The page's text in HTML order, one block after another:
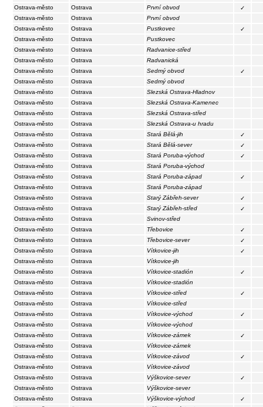
Ostrava-město
Ostrava První obvod
✓
Ostrava-město
Ostrava
První obvod
Ostrava-město
Ostrava Pustkovec
✓
Ostrava-město
Ostrava
Pustkovec
Ostrava-město
Ostrava
Radvanice-střed
Ostrava-město
Ostrava
Radvanická
Ostrava-město
Ostrava Sedmý obvod
✓
Ostrava-město
Ostrava
Sedmý obvod
Ostrava-město
Ostrava
Slezská Ostrava-Hladnov
Ostrava-město
Ostrava
Slezská Ostrava-Kamenec
Ostrava-město
Ostrava
Slezská Ostrava-střed
Ostrava-město
Ostrava
Slezská Ostrava-u hradu
Ostrava-město
Ostrava Stará Bělá-jih
✓
Ostrava-město
Ostrava Stará Bělá-sever
✓
Ostrava-město
Ostrava Stará Poruba-východ
✓
Ostrava-město
Ostrava
Stará Poruba-východ
Ostrava-město
Ostrava Stará Poruba-západ
✓
Ostrava-město
Ostrava
Stará Poruba-západ
Ostrava-město
Ostrava Starý Zábřeh-sever
✓
Ostrava-město
Ostrava Starý Zábřeh-střed
✓
Ostrava-město
Ostrava
Svinov-střed
Ostrava-město
Ostrava Třebovice
✓
Ostrava-město
Ostrava Třebovice-sever
✓
Ostrava-město
Ostrava Vítkovice-jih
✓
Ostrava-město
Ostrava
Vítkovice-jih
Ostrava-město
Ostrava Vítkovice-stadión
✓
Ostrava-město
Ostrava
Vítkovice-stadión
Ostrava-město
Ostrava Vítkovice-střed
✓
Ostrava-město
Ostrava
Vítkovice-střed
Ostrava-město
Ostrava Vítkovice-východ
✓
Ostrava-město
Ostrava
Vítkovice-východ
Ostrava-město
Ostrava Vítkovice-zámek
✓
Ostrava-město
Ostrava
Vítkovice-zámek
Ostrava-město
Ostrava Vítkovice-závod
✓
Ostrava-město
Ostrava
Vítkovice-závod
Ostrava-město
Ostrava Výškovice-sever
✓
Ostrava-město
Ostrava
Výškovice-sever
Ostrava-město
Ostrava Výškovice-východ
✓